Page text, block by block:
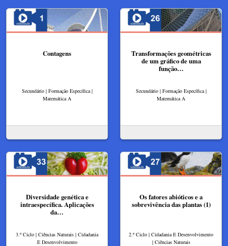
Contagens
Secundário | Formação Específica |
Matemática A
Transformações geométricas
de um gráfico de uma
função…
Secundário | Formação Específica |
Matemática A
Diversidade genética e
intraespecífica. Aplicações
da…
3.º Ciclo | Ciências Naturais | Cidadania
E Desenvolvimento
Os fatores abióticos e a
sobrevivência das plantas (1)
2.º Ciclo | Cidadania E Desenvolvimento
| Ciências Naturais